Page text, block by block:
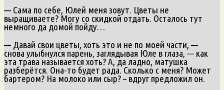
— Сама по себе, Юлей меня зовут. Цветы не
выращиваете? Могу со скидкой отдать. Осталось тут
немного да домой пойду…
— Давай свои цветы, хоть это и не по моей части, —
снова улыбнулся парень, заглядывая Юле в глаза, — как
эта трава называется хоть? А, да ладно, матушка
разберётся. Она-то будет рада. Сколько с меня? Может
бартером? На молоко или сыр? – вдруг предложил он.